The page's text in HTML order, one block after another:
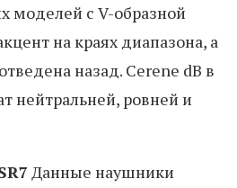
моделей с V-образной
на краях диапазона, а
назад. Cerene dB в
нейтральней, ровней и
Данные наушники